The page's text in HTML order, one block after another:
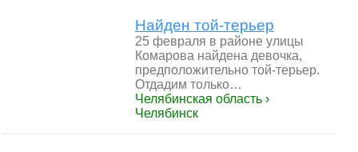
Найден той-терьер
25 февраля в районе улицы
Комарова найдена девочка,
предположительно той-терьер.
Отдадим только…
Челябинская область ›
Челябинск